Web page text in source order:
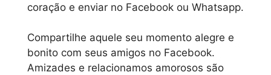
coração e enviar no Facebook ou Whatsapp.
Compartilhe aquele seu momento alegre e
bonito com seus amigos no Facebook.
Amizades e relacionamos amorosos são